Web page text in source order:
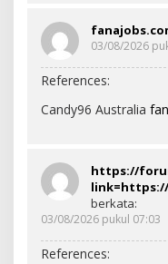
03/08/2026
References:
Candy96 Australia
https://
berkata:
03/08/2026 pukul 07:03
References: